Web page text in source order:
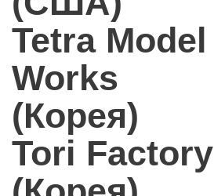
Tetra Model
Works
(Корея)
Tori Factory